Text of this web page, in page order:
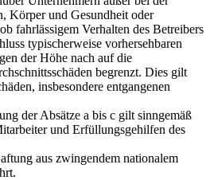
Körper und Gesundheit oder
fahrlässigem Verhalten des Betreibers
typischerweise vorhersehbaren
der Höhe nach auf die
begrenzt. Dies gilt
insbesondere entgangenen
der Absätze a bis c gilt sinngemäß
und Erfüllungsgehilfen des
aus zwingendem nationalem